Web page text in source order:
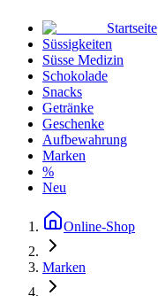
Startseite
Süssigkeiten
Süsse Medizin
Schokolade
Snacks
Getränke
Geschenke
Aufbewahrung
Marken
%
Neu
Online-Shop
Marken